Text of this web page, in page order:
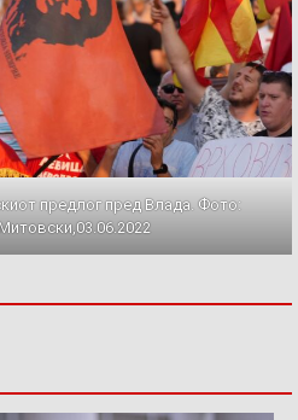
предлог пред Влада. Фото: